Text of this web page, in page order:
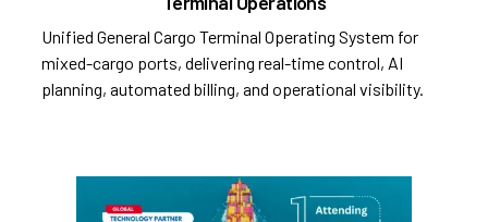
Unified General Cargo Terminal Operating System for
mixed-cargo ports, delivering real-time control, AI
planning, automated billing, and operational visibility.